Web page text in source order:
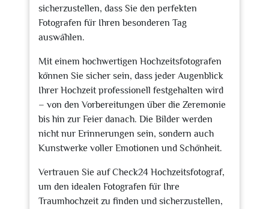
sicherzustellen, dass Sie den perfekten
Fotografen für Ihren besonderen Tag
auswählen.
Mit einem hochwertigen Hochzeitsfotografen
können Sie sicher sein, dass jeder Augenblick
Ihrer Hochzeit professionell festgehalten wird
– von den Vorbereitungen über die Zeremonie
bis hin zur Feier danach. Die Bilder werden
nicht nur Erinnerungen sein, sondern auch
Kunstwerke voller Emotionen und Schönheit.
Vertrauen Sie auf Check24 Hochzeitsfotograf,
um den idealen Fotografen für Ihre
Traumhochzeit zu finden und sicherzustellen,